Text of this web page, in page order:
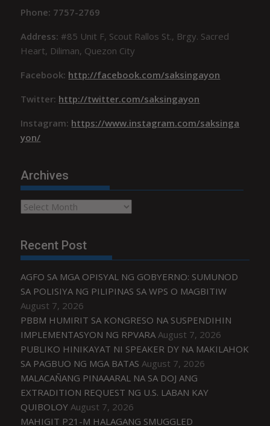
Phone: 7757-2769
Address:#85 Unit F, Scout Rallos St., Brgy. Sacred
Heart, Diliman, Quezon City
Facebook: http://facebook.com/saksingayon
Twitter: http://twitter.com/saksingayon
Instagram: https://www.instagram.com/saksinga
yon/
Archives
Archives
Recent Post
AGFO SA MGA OPISYAL NG GOBYERNO: SUMUNOD
SA POLISIYA NG PILIPINAS SA WPS O MAGBITIW
August 7, 2026
PBBM HUMIRIT SA KONGRESO NA SUSPENDIHIN
IMPLEMENTASYON NG RPVARA August 7, 2026
PUBLIKO HINIKAYAT NI SPEAKER DY NA MAKILAHOK
SA PAGBUO NG MGA BATAS August 7, 2026
MALACAÑANG PINAAARAL NA SA DOJ ANG
EXTRADITION REQUEST NG U.S. LABAN KAY
QUIBOLOY August 7, 2026
MAHIGIT P21-M HALAGANG SMUGGLED